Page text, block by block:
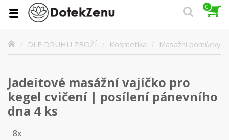
0
DLE DRUHU ZBOŽÍ Kosmetika Masážní pomůcky
Jadeitové masážní vajíčko pro
kegel cvičení | posílení pánevního
dna 4 ks
8x